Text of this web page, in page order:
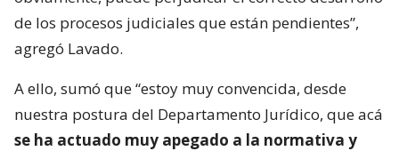
de los procesos judiciales que están pendientes”,
agregó Lavado.
A ello, sumó que “estoy muy convencida, desde
nuestra postura del Departamento Jurídico, que acá
se ha actuado muy apegado a la normativa y